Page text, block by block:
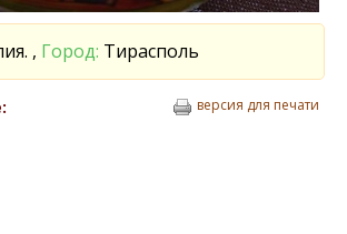
, Город: Тирасполь
версия для печати